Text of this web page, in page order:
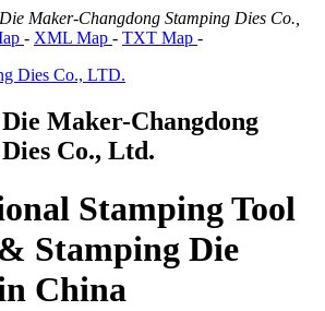
Maker-Changdong Stamping Dies Co.,
- XML Map - TXT Map -
Maker-Changdong
Co., Ltd.
Stamping Tool
Stamping Die
China